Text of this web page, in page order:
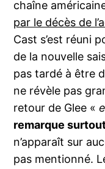
chaîne
par le décès de
Cast s’est réuni
de la nouvelle
pas tardé à être
ne révèle pas
retour de Glee «
remarque
n’apparaît sur
pas mentionné.